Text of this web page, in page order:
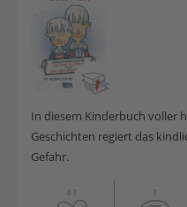
In diesem Kinderbuch voller
Geschichten regiert das
Gefahr.
41 1